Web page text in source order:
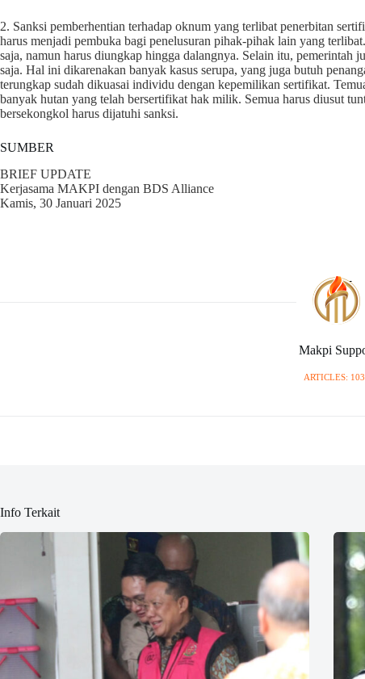
2. Sanksi pemberhentian terhadap oknum yang terlibat penerbitan
harus menjadi pembuka bagi penelusuran pihak-pihak lain yang
saja, namun harus diungkap hingga dalangnya. Selain itu, pemerintah
saja. Hal ini dikarenakan banyak kasus serupa, yang juga butuh
terungkap sudah dikuasai individu dengan kepemilikan sertifikat.
banyak hutan yang telah bersertifikat hak milik. Semua harus diusut
bersekongkol harus dijatuhi sanksi.
SUMBER
BRIEF UPDATE
Kerjasama MAKPI dengan BDS Alliance
Kamis, 30 Januari 2025
Makpi
ARTICLES:
Info Terkait